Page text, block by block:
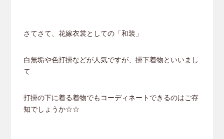
さてさて、花嫁衣裳としての「和装」
白無垢や色打掛などが人気ですが、掛下着物といいまし
て
打掛の下に着る着物でもコーディネートできるのはご存
知でしょうか☆☆